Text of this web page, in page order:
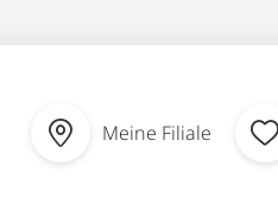
Meine Filiale